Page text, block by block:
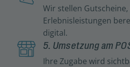
Wir stellen
Erlebnisleistungen
digital.
5. Umsetzung am
Ihre Zugabe wird